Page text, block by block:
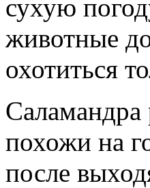
сухую
животные
охотиться
похожи на
после